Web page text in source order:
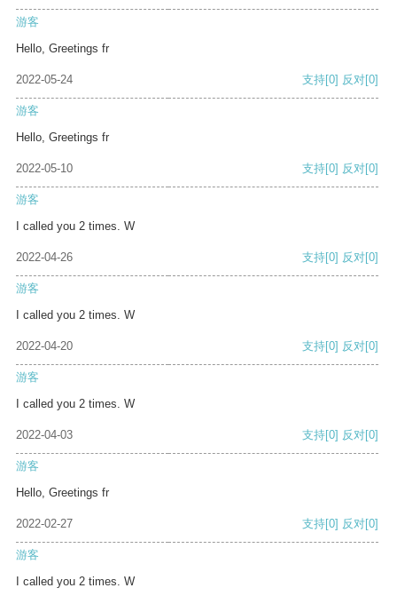
游客
Hello, Greetings fr
2022-05-24 支持[0] 反对[0]
游客
Hello, Greetings fr
2022-05-10 支持[0] 反对[0]
游客
I called you 2 times. W
2022-04-26 支持[0] 反对[0]
游客
I called you 2 times. W
2022-04-20 支持[0] 反对[0]
游客
I called you 2 times. W
2022-04-03 支持[0] 反对[0]
游客
Hello, Greetings fr
2022-02-27 支持[0] 反对[0]
游客
I called you 2 times. W